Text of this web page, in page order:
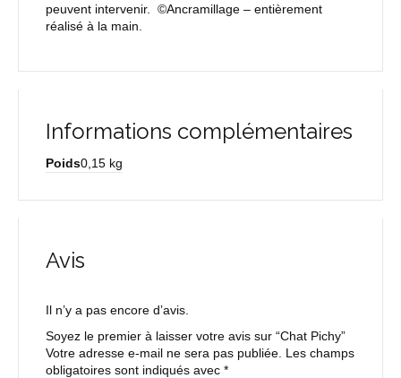
peuvent intervenir. ©Ancramillage – entièrement
réalisé à la main.
Informations complémentaires
Poids0,15 kg
Avis
Il n’y a pas encore d’avis.
Soyez le premier à laisser votre avis sur “Chat Pichy”
Votre adresse e-mail ne sera pas publiée. Les champs
obligatoires sont indiqués avec *